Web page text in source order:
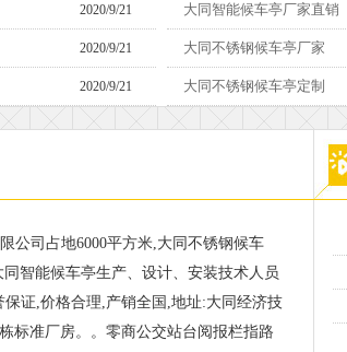
14:02:13
2020/9/21 大同智能候车亭厂家直销
14:02:08
2020/9/21 大同不锈钢候车亭厂家
14:02:03
2020/9/21 大同不锈钢候车亭定制
公司占地6000平方米,大同不锈钢候车
智能候车亭生产、设计、安装技术人员
保证,价格合理,产销全国,地址:大同经济技
标准厂房。。零商公交站台阅报栏指路